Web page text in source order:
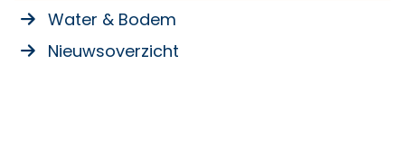
Water & Bodem
Nieuwsoverzicht